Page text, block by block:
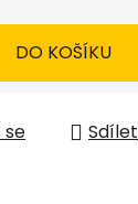
DO KOŠÍKU
Sdílet